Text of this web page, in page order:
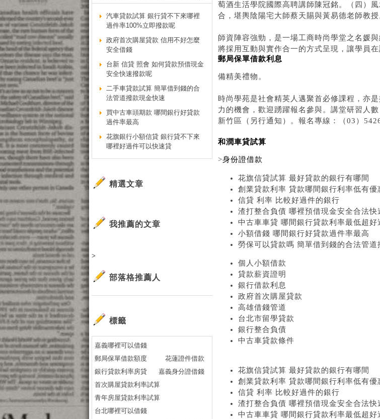
萄酒生活學院國際高聘講師陳冠銘。（四）
合，堪輿陰陽宅大師蔡天賜與黃易德老師教授
師資陣容強勁，是一場工商時尚學堂之名媛
將採用互動與實作合一的方式呈現，讓學員
郵局保單借款利息
備精美禮物。
時尚學苑是社會精英人邁聚首必修課程，亦
力的機會，歡迎踴躍報名參與。講堂研習人
新竹區（另行通知）。報名專線：（03）
和潤車貸試算
>身份證借款
花旗信貸試算 最好貸款的銀行有哪間
創業貸款利率 貸款哪間銀行利率低有優
信貸 利率 比較好過件的銀行
渣打整合負債 哪裡預借現金安全合法快
中古車車貸 哪間銀行貸款利率最低超好
小額借錢 哪間銀行好貸款過件率最高
勞保可以貸款嗎 簡單借到錢的合法管道
個人小額借款
貸款薪資證明
銀行借款利息
政府首次購屋貸款
高雄借錢管道
台北市留學貸款
銀行整合負債
中古車貸款條件
花旗信貸試算 最好貸款的銀行有哪間
創業貸款利率 貸款哪間銀行利率低有優
信貸 利率 比較好過件的銀行
渣打整合負債 哪裡預借現金安全合法快
中古車車貸 哪間銀行貸款利率最低超好
汽車貸款試算 銀行貸不下來哪裡
過件率100%立即撥款呢
政府首次購屋貸款 信用不好怎麼
安全借錢
台新 信貸 照會 如何貸款預借現金
安全快速撥款呢
二手車貸款試算 簡單借到錢的合
法管道撥款現金快速
買中古車頭期款 哪間銀行好貸款
過件率最高
花旗銀行小額信貸 銀行貸不下來
哪裡好過件可以快速貸
精選文章
我推薦的文章
>
部落格推薦人
標籤
嘉義哪裡可以借錢
郵局保單借款額度
花蓮證件借款
銀行貸款利率房貸
嘉義身分證借錢
首次購屋貸款利率試算
青年房屋貸款利率試算
台北哪裡可以借錢